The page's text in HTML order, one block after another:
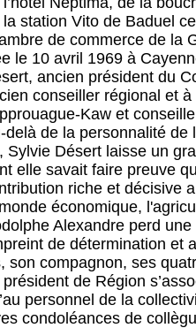
la station Vito de Baduel
de commerce de la
le 10 avril 1969 à
ancien président du
conseiller régional et
Kaw et
delà de la personnalité de
Sylvie Désert laisse un
elle savait faire preuve
riche et décisive
économique,
Alexandre perd
de détermination et
son compagnon, ses
président de Région
personnel de la
condoléances de